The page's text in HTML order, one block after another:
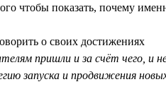
чтобы показать, почему
о своих достижениях
пришли и за счёт чего,
запуска и продвижения